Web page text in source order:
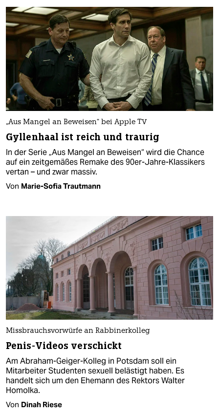
„Aus Mangel an Beweisen“ bei Apple TV
Gyllenhaal ist reich und traurig
In der Serie „Aus Mangel an Beweisen“ wird die Chance
auf ein zeitgemäßes Remake des 90er-Jahre-Klassikers
vertan – und zwar massiv.
Von Marie-Sofia Trautmann
Missbrauchsvorwürfe an Rabbinerkolleg
Penis-Videos verschickt
Am Abraham-Geiger-Kolleg in Potsdam soll ein
Mitarbeiter Studenten sexuell belästigt haben. Es
handelt sich um den Ehemann des Rektors Walter
Homolka.
Von Dinah Riese